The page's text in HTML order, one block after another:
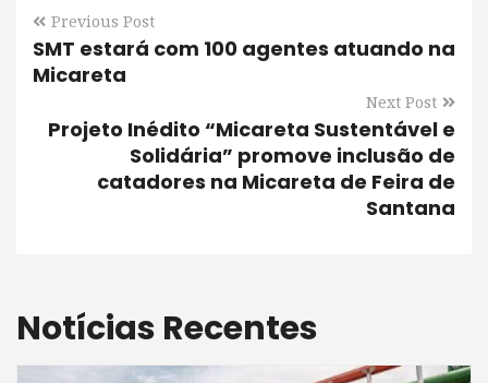
Previous Post
SMT estará com 100 agentes atuando na
Micareta
Next Post
Projeto Inédito “Micareta Sustentável e
Solidária” promove inclusão de
catadores na Micareta de Feira de
Santana
Notícias Recentes